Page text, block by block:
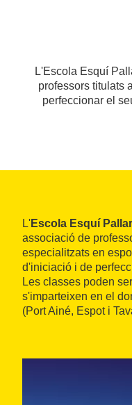
L'Escola Esquí
professors titulats
perfeccionar el
L'Escola Esquí
associació de
especialitzats en
d'iniciació i de
Les classes poden
s'imparteixen en el
(Port Ainé, Espot i